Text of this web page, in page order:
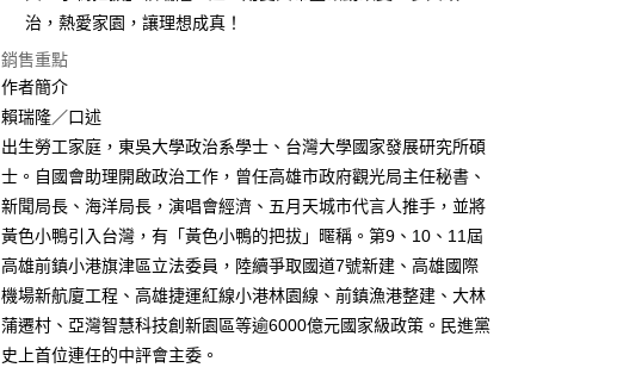
付款後7-11取貨
每筆NT$60，滿NT$499(含以上)免運費
宅配
每筆NT$100，滿NT$499(含以上)免運費
治，熱愛家園，讓理想成真！
銷售重點
作者簡介
賴瑞隆／口述
出生勞工家庭，東吳大學政治系學士、台灣大學國家發展研究所碩
士。自國會助理開啟政治工作，曾任高雄市政府觀光局主任秘書、
新聞局長、海洋局長，演唱會經濟、五月天城市代言人推手，並將
黃色小鴨引入台灣，有「黃色小鴨的把拔」暱稱。第9、10、11屆
高雄前鎮小港旗津區立法委員，陸續爭取國道7號新建、高雄國際
機場新航廈工程、高雄捷運紅線小港林園線、前鎮漁港整建、大林
蒲遷村、亞灣智慧科技創新園區等逾6000億元國家級政策。民進黨
史上首位連任的中評會主委。